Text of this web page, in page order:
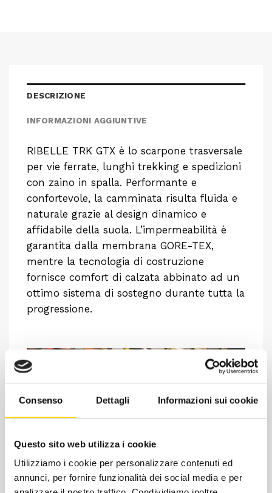
Consenso Dettagli Informazioni sui cookie
Questo sito web utilizza i cookie
Utilizziamo i cookie per personalizzare contenuti ed
annunci, per fornire funzionalità dei social media e per
Chiedi ad un esperto
DESCRIZIONE
INFORMAZIONI AGGIUNTIVE
RIBELLE TRK GTX è lo scarpone trasversale
per vie ferrate, lunghi trekking e spedizioni
con zaino in spalla. Performante e
confortevole, la camminata risulta fluida e
naturale grazie al design dinamico e
affidabile della suola. L’impermeabilità è
garantita dalla membrana GORE-TEX,
mentre la tecnologia di costruzione
fornisce comfort di calzata abbinato ad un
ottimo sistema di sostegno durante tutta la
progressione.